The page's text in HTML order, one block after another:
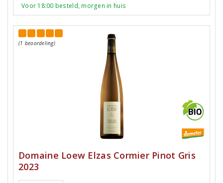
Voor 18:00 besteld, morgen in huis
(1 beoordeling)
Domaine Loew Elzas Cormier Pinot Gris
2023